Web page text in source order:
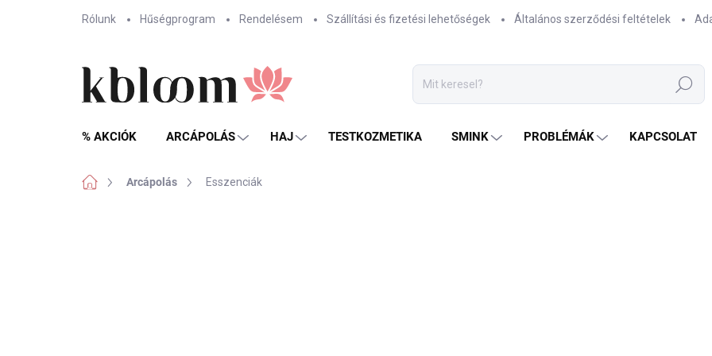
Rólunk Hűségprogram Rendelésem Szállítási és fizetési lehetőségek Általános szerződési feltételek
Keresés
% AKCIÓK ARCÁPOLÁS HAJ TESTKOZMETIKA SMINK PROBLÉMÁK KAPCSOLAT
KezdőlapArcápolás Esszenciák